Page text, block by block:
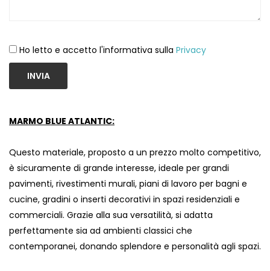
Ho letto e accetto l'informativa sulla Privacy
INVIA
MARMO BLUE ATLANTIC:
Questo materiale, proposto a un prezzo molto competitivo,
è sicuramente di grande interesse, ideale per grandi
pavimenti, rivestimenti murali, piani di lavoro per bagni e
cucine, gradini o inserti decorativi in ​​spazi residenziali e
commerciali. Grazie alla sua versatilità, si adatta
perfettamente sia ad ambienti classici che
contemporanei, donando splendore e personalità agli spazi.